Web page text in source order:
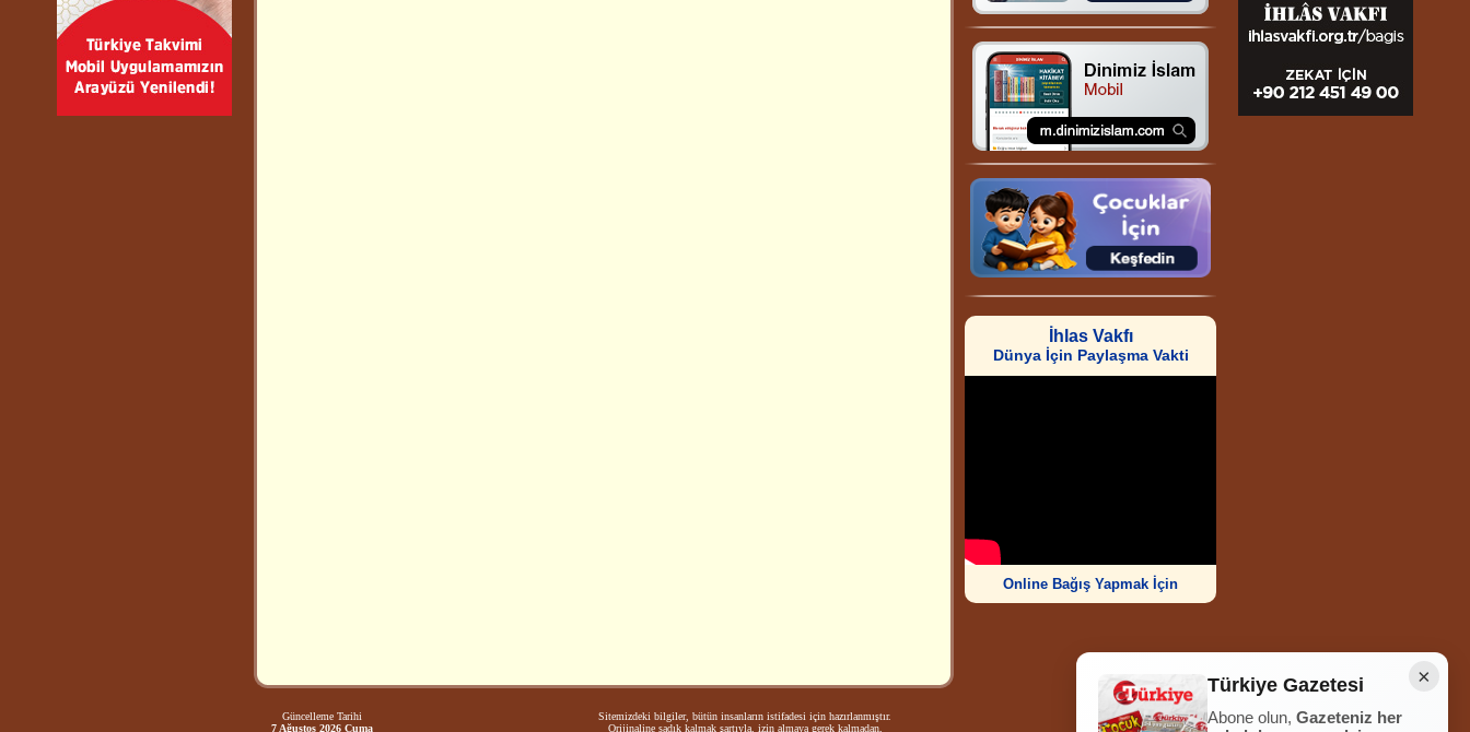
İhlas Vakfı
Dünya İçin Paylaşma Vakti
Online Bağış Yapmak İçin
Güncelleme Tarihi
7 Ağustos 2026 Cuma
Sitemizdeki bilgiler, bütün insanların istifadesi için hazırlanmıştır.
Orijinaline sadık kalmak şartıyla, izin almaya gerek kalmadan,
Ziyaretçi Sayısı
252.008.571
×
Türkiye Gazetesi
Abone olun, Gazeteniz her